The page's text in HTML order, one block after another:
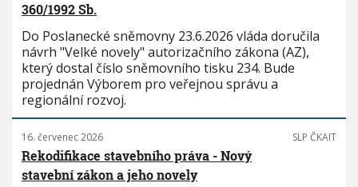
360/1992 Sb.
Do Poslanecké sněmovny 23.6.2026 vláda doručila
návrh "Velké novely" autorizačního zákona (AZ),
který dostal číslo sněmovního tisku 234. Bude
projednán Výborem pro veřejnou správu a
regionální rozvoj.
16. červenec 2026 SLP ČKAIT
Rekodifikace stavebního práva - Nový
stavební zákon a jeho novely